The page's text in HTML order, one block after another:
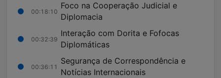
00:18:10
Foco na Cooperação Judicial e
Diplomacia
00:32:39
Interação com Dorita e Fofocas
Diplomáticas
00:36:11
Segurança de Correspondência e
Notícias Internacionais